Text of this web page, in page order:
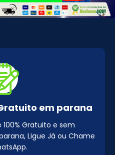
em parana
Gratuito e sem
Ligue Já ou Chame